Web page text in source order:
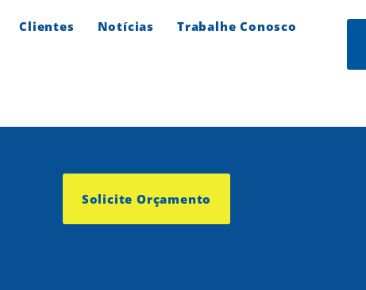
Clientes Notícias Trabalhe Conosco
Solicite Orçamento